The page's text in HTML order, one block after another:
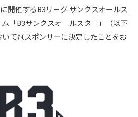
開催するB3リーグ サンクスオールス
「B3サンクスオールスター」（以下
いて冠スポンサーに決定したことをお